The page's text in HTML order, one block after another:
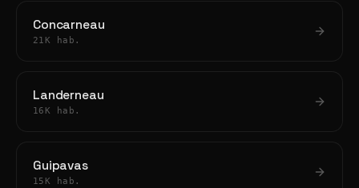
Concarneau
21K hab.
Landerneau
16K hab.
Guipavas
15K hab.